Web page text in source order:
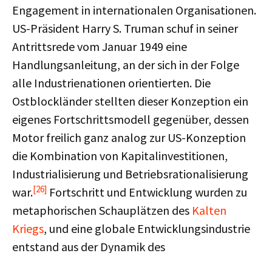
Engagement in internationalen Organisationen.
US-Präsident Harry S. Truman schuf in seiner
Antrittsrede vom Januar 1949 eine
Handlungsanleitung, an der sich in der Folge
alle Industrienationen orientierten. Die
Ostblockländer stellten dieser Konzeption ein
eigenes Fortschrittsmodell gegenüber, dessen
Motor freilich ganz analog zur US-Konzeption
die Kombination von Kapitalinvestitionen,
Industrialisierung und Betriebsrationalisierung
war.[26] Fortschritt und Entwicklung wurden zu
metaphorischen Schauplätzen des Kalten
Kriegs, und eine globale Entwicklungsindustrie
entstand aus der Dynamik des